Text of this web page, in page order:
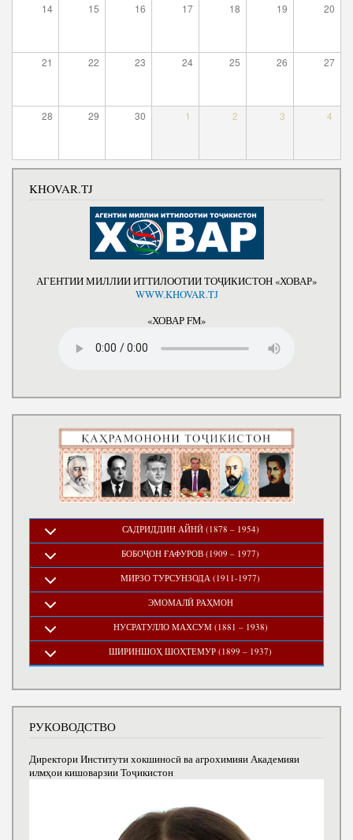
14 15 16 17 18 19 20
21 22 23 24 25 26 27
28 29 30 1 2 3 4
KHOVAR.TJ
АГЕНТИИ МИЛЛИИ ИТТИЛООТИИ ТОҶИКИСТОН «ХОВАР»
WWW.KHOVAR.TJ
«ХОВАР FM»
САДРИДДИН АЙНӢ (1878 – 1954)
БОБОҶОН ҒАФУРОВ (1909 – 1977)
МИРЗО ТУРСУНЗОДА (1911-1977)
ЭМОМАЛӢ РАҲМОН
НУСРАТУЛЛО МАХСУМ (1881 – 1938)
ШИРИНШОҲ ШОҲТЕМУР (1899 – 1937)
РУКОВОДСТВО
Директори Институти хокшиносӣ ва агрохимияи Академияи
илмҳои кишоварзии Тоҷикистон